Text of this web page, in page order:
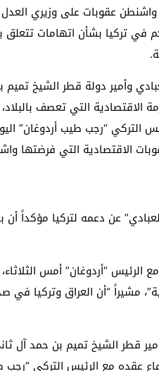
عقوبات على وزيري العدل
في تركيا بشأن اتهامات تتعلق
وأمير دولة قطر الشيخ تميم بن
الاقتصادية التي تعصف
التركي “رجب طيب أردوغان”
الاقتصادية التي فرضتها
عن دعمه لتركيا مؤكداً أن
الرئيس “أردوغان” أمس
مشيراً “أن العراق
قطر الشيخ تميم بن حمد آل
خلال اجتماع عقده مع الرئيس